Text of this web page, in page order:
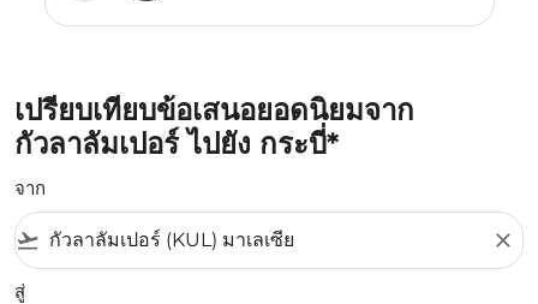
เปรียบเทียบข้อเสนอยอดนิยมจาก
กัวลาลัมเปอร์ ไปยัง กระบี่*
จาก
flight_takeoff close
สู่